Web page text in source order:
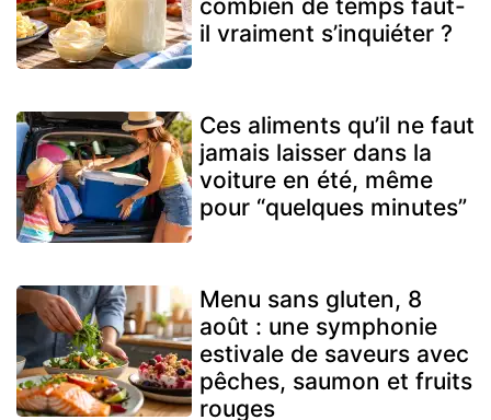
combien de temps faut-
il vraiment s’inquiéter ?
Ces aliments qu’il ne faut
jamais laisser dans la
voiture en été, même
pour “quelques minutes”
Menu sans gluten, 8
août : une symphonie
estivale de saveurs avec
pêches, saumon et fruits
rouges